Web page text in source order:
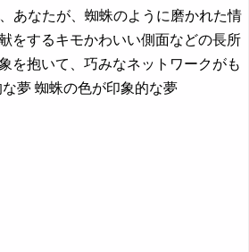
あなたが、蜘蛛のように磨かれた情
をするキモかわいい側面などの長所
を抱いて、巧みなネットワークがも
夢 蜘蛛の色が印象的な夢